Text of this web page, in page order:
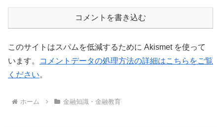
コメントを書き込む
このサイトはスパムを低減するために Akismet を使って
います。
コメントデータの処理方法の詳細はこちらをご覧
ください。
ホーム 金融知識・金融教育